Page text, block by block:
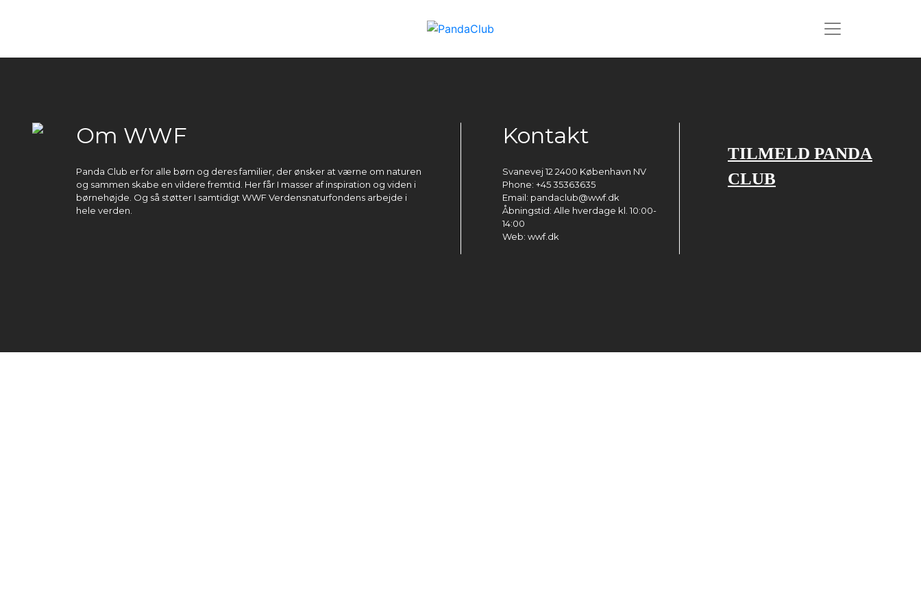
Om WWF
Panda Club er for alle børn og deres familier, der ønsker at værne om naturen
og sammen skabe en vildere fremtid. Her får I masser af inspiration og viden i
børnehøjde. Og så støtter I samtidigt WWF Verdensnaturfondens arbejde i
hele verden.
Kontakt
Svanevej 12 2400 København NV
Phone: +45 35363635
Email: pandaclub@wwf.dk
Åbningstid: Alle hverdage kl. 10:00-
14:00
Web: wwf.dk
TILMELD PANDA
CLUB